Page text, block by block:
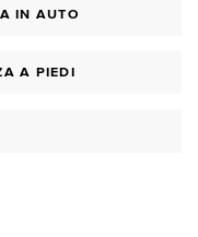
IN AUTO
A PIEDI